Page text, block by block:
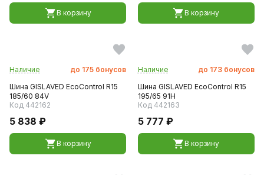
В корзину В корзину
Наличие до 175 бонусов
Шина GISLAVED EcoControl R15
185/60 84V
Код 442162
5 838 ₽
В корзину
Наличие до 173 бонусов
Шина GISLAVED EcoControl R15
195/65 91H
Код 442163
5 777 ₽
В корзину